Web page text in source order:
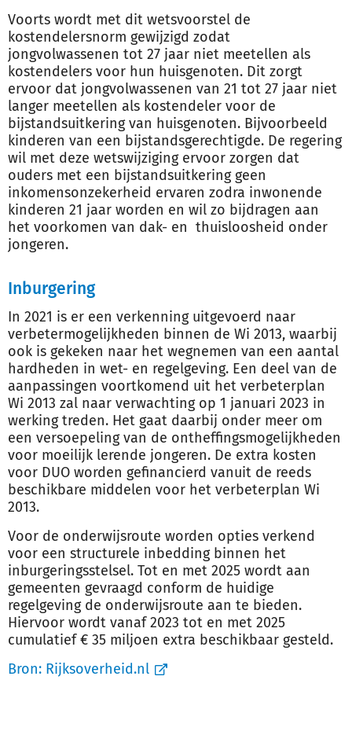
Voorts wordt met dit wetsvoorstel de
kostendelersnorm gewijzigd zodat
jongvolwassenen tot 27 jaar niet meetellen als
kostendelers voor hun huisgenoten. Dit zorgt
ervoor dat jongvolwassenen van 21 tot 27 jaar niet
langer meetellen als kostendeler voor de
bijstandsuitkering van huisgenoten. Bijvoorbeeld
kinderen van een bijstandsgerechtigde. De regering
wil met deze wetswijziging ervoor zorgen dat
ouders met een bijstandsuitkering geen
inkomensonzekerheid ervaren zodra inwonende
kinderen 21 jaar worden en wil zo bijdragen aan
het voorkomen van dak- en thuisloosheid onder
jongeren.
Inburgering
In 2021 is er een verkenning uitgevoerd naar
verbetermogelijkheden binnen de Wi 2013, waarbij
ook is gekeken naar het wegnemen van een aantal
hardheden in wet- en regelgeving. Een deel van de
aanpassingen voortkomend uit het verbeterplan
Wi 2013 zal naar verwachting op 1 januari 2023 in
werking treden. Het gaat daarbij onder meer om
een versoepeling van de ontheffingsmogelijkheden
voor moeilijk lerende jongeren. De extra kosten
voor DUO worden gefinancierd vanuit de reeds
beschikbare middelen voor het verbeterplan Wi
2013.
Voor de onderwijsroute worden opties verkend
voor een structurele inbedding binnen het
inburgeringsstelsel. Tot en met 2025 wordt aan
gemeenten gevraagd conform de huidige
regelgeving de onderwijsroute aan te bieden.
Hiervoor wordt vanaf 2023 tot en met 2025
cumulatief € 35 miljoen extra beschikbaar gesteld.
Bron: Rijksoverheid.nl